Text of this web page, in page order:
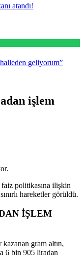
atandı!
geliyorum”
işlem
politikasına ilişkin
hareketler görüldü.
İŞLEM
gram altın,
6 bin 905 liradan